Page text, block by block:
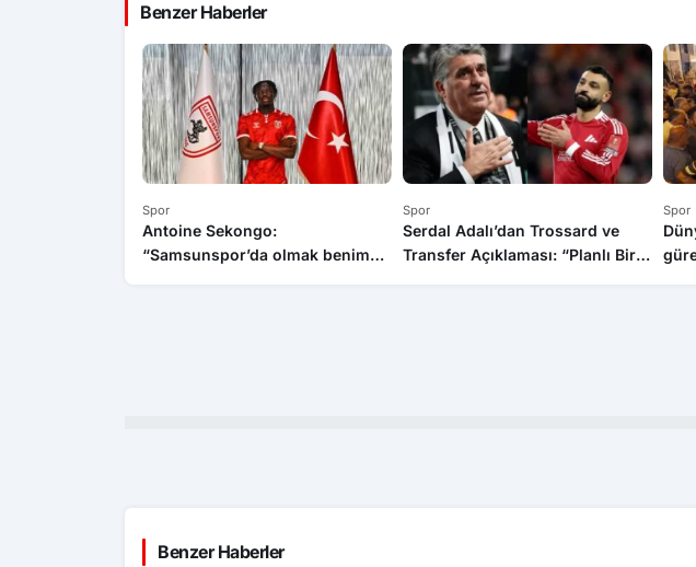
Benzer Haberler
Spor
Antoine Sekongo:
“Samsunspor’da olmak benim
Spor
Serdal Adalı’dan Trossard ve
Transfer Açıklaması: “Planlı Bir
Spor
Benzer Haberler